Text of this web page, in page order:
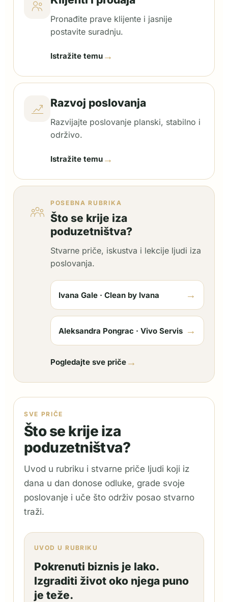
Pronađite prave klijente i jasnije
postavite suradnju.
Istražite temu →
Razvoj poslovanja
Razvijajte poslovanje planski, stabilno i
održivo.
Istražite temu →
POSEBNA RUBRIKA
Što se krije iza
poduzetništva?
Stvarne priče, iskustva i lekcije ljudi iza
poslovanja.
Ivana Gale · Clean by Ivana →
Aleksandra Pongrac · Vivo Servis →
Pogledajte sve priče →
SVE PRIČE
Što se krije iza
poduzetništva?
Uvod u rubriku i stvarne priče ljudi koji iz
dana u dan donose odluke, grade svoje
poslovanje i uče što održiv posao stvarno
traži.
UVOD U RUBRIKU
Pokrenuti biznis je lako.
Izgraditi život oko njega puno
je teže.